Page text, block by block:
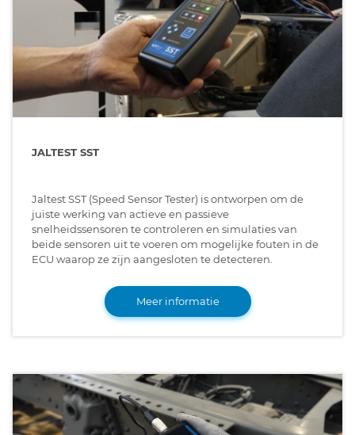
JALTEST SST
Jaltest SST (Speed Sensor Tester) is ontworpen om de
juiste werking van actieve en passieve
snelheidssensoren te controleren en simulaties van
beide sensoren uit te voeren om mogelijke fouten in de
ECU waarop ze zijn aangesloten te detecteren.
Meer informatie